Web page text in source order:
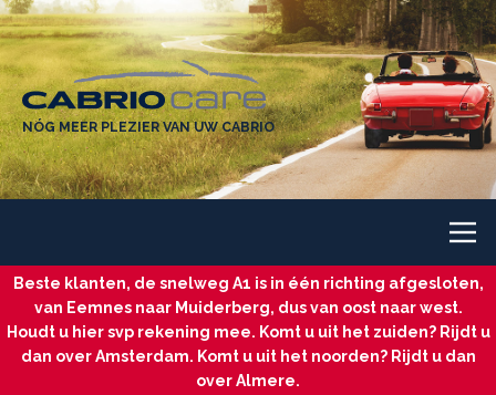
NÓG MEER PLEZIER VAN UW CABRIO
Beste klanten, de snelweg A1 is in één richting afgesloten,
van Eemnes naar Muiderberg, dus van oost naar west.
Houdt u hier svp rekening mee. Komt u uit het zuiden? Rijdt u
dan over Amsterdam. Komt u uit het noorden? Rijdt u dan
over Almere.